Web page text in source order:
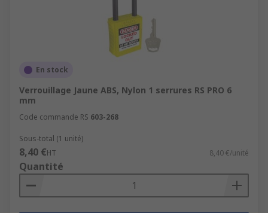
En stock
Verrouillage Jaune ABS, Nylon 1 serrures RS PRO 6
mm
Code commande RS 603-268
Sous-total (1 unité)
8,40 €HT 8,40 €/unité
Quantité